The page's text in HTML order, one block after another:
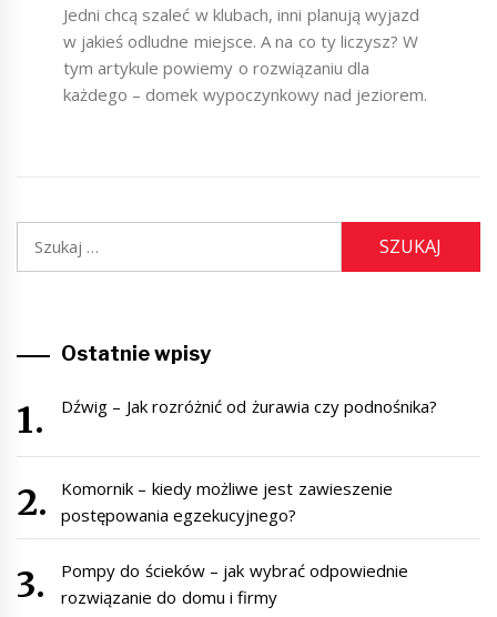
Jedni chcą szaleć w klubach, inni planują wyjazd
w jakieś odludne miejsce. A na co ty liczysz? W
tym artykule powiemy o rozwiązaniu dla
każdego – domek wypoczynkowy nad jeziorem.
Ostatnie wpisy
Dźwig – Jak rozróżnić od żurawia czy podnośnika?
Komornik – kiedy możliwe jest zawieszenie
postępowania egzekucyjnego?
Pompy do ścieków – jak wybrać odpowiednie
rozwiązanie do domu i firmy